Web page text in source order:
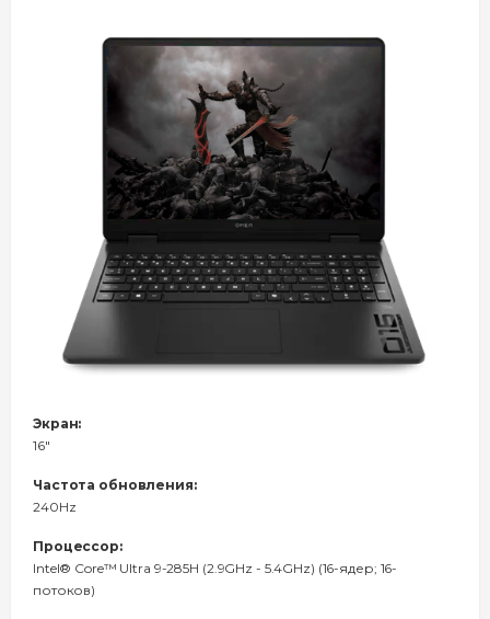
Экран:
16"
Частота обновления:
240Hz
Процессор:
Intel® Core™ Ultra 9-285H (2.9GHz - 5.4GHz) (16-ядер; 16-
потоков)